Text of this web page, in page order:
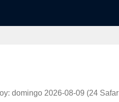
domingo 2026-08-09 (24 Safar